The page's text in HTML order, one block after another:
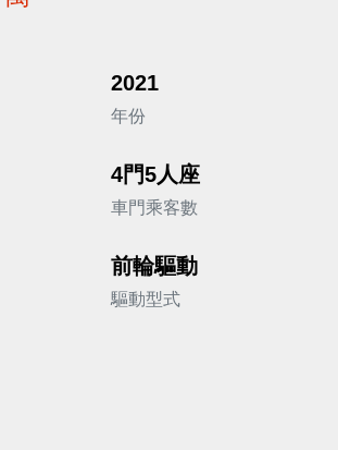
2021
年份
4門5人座
車門乘客數
前輪驅動
驅動型式